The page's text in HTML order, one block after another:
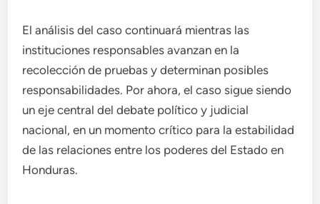
El análisis del caso continuará mientras las
instituciones responsables avanzan en la
recolección de pruebas y determinan posibles
responsabilidades. Por ahora, el caso sigue siendo
un eje central del debate político y judicial
nacional, en un momento crítico para la estabilidad
de las relaciones entre los poderes del Estado en
Honduras.